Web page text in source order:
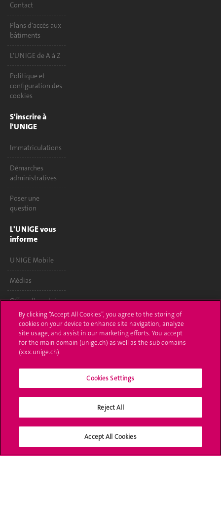
Contact
Plans d'accès aux
bâtiments
L'UNIGE de A à Z
Politique et
configuration des
cookies
S'inscrire à
l'UNIGE
Immatriculations
Démarches
administratives
Poser une
question
L'UNIGE vous
informe
UNIGE Mobile
Médias
Offres d'emploi
Bibliothèque
Calendrier
académique
Médias sociaux
By clicking “Accept All Cookies”, you agree to the storing of
cookies on your device to enhance site navigation, analyze
site usage, and assist in our marketing efforts. You accept
for the main domain (unige.ch) as well as the sub domains
(xxx.unige.ch).
Cookies Settings
Reject All
Accept All Cookies